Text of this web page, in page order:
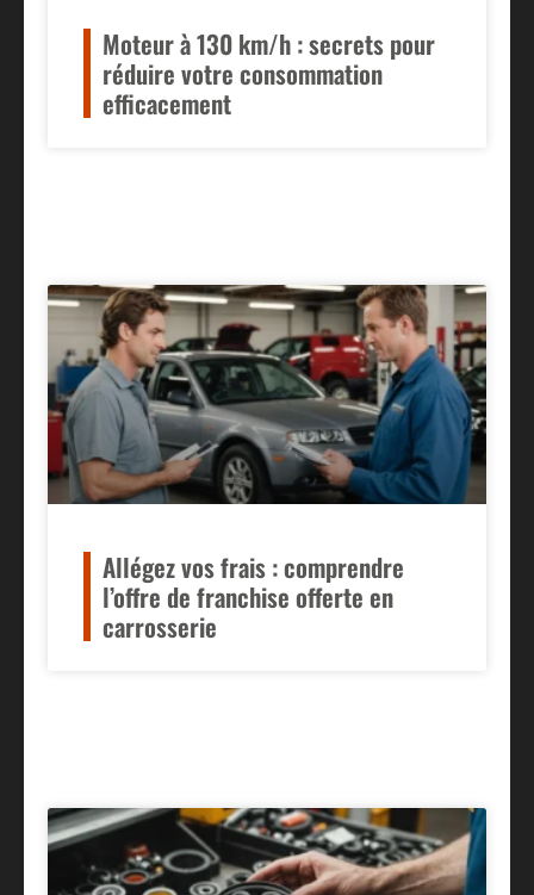
Moteur à 130 km/h : secrets pour
réduire votre consommation
efficacement
Allégez vos frais : comprendre
l’offre de franchise offerte en
carrosserie